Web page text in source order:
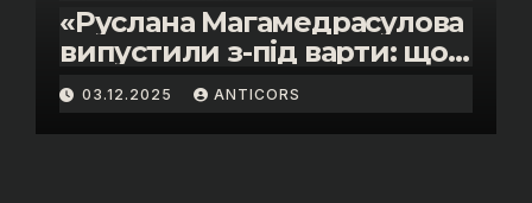
«Руслана Магамедрасулова
випустили з-під варти: що
відбувалось у залі суду»
03.12.2025 ANTICORS